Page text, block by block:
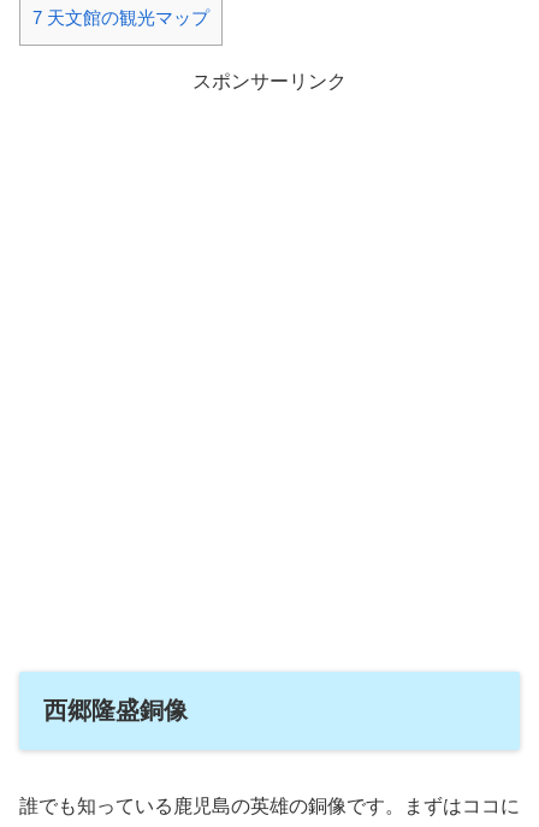
7 天文館の観光マップ
スポンサーリンク
西郷隆盛銅像
誰でも知っている鹿児島の英雄の銅像です。まずはココに